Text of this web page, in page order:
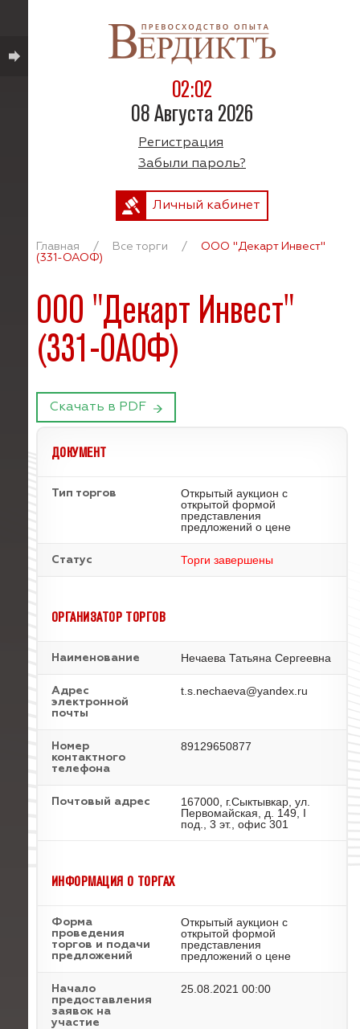
02:02
08 Августа 2026
Регистрация
Забыли пароль?
Личный кабинет
Главная / Все торги /
ООО "Декарт Инвест"
(331-ОАОФ)
ООО "Декарт Инвест"
(331-ОАОФ)
Скачать в PDF
ДОКУМЕНТ
Тип торгов
Открытый аукцион с
открытой формой
представления
предложений о цене
Статус Торги завершены
ОРГАНИЗАТОР ТОРГОВ
Наименование Нечаева Татьяна Сергеевна
Адрес
электронной
почты
t.s.nechaeva@yandex.ru
Номер
контактного
телефона
89129650877
Почтовый адрес
167000, г.Сыктывкар, ул.
Первомайская, д. 149, I
под., 3 эт., офис 301
ИНФОРМАЦИЯ О ТОРГАХ
Форма
проведения
торгов и подачи
предложений
Открытый аукцион с
открытой формой
представления
предложений о цене
Начало
предоставления
заявок на
участие
25.08.2021 00:00